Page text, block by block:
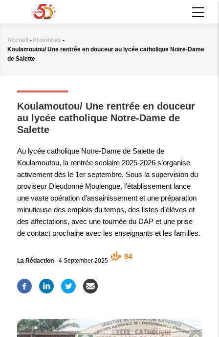
principal
Fil
d'Ariane
Accueil - Provinces -
Koulamoutou/ Une rentrée en douceur au lycée catholique Notre-Dame
de Salette
Koulamoutou/ Une rentrée en douceur
au lycée catholique Notre-Dame de
Salette
Au lycée catholique Notre-Dame de Salette de
Koulamoutou, la rentrée scolaire 2025-2026 s’organise
activement dès le 1er septembre. Sous la supervision du
proviseur Dieudonné Moulengue, l’établissement lance
une vaste opération d’assainissement et une préparation
minutieuse des emplois du temps, des listes d’élèves et
des affectations, avec une tournée du DAP et une prise
de contact prochaine avec les enseignants et les familles.
La Rédaction - 4 September 2025
94